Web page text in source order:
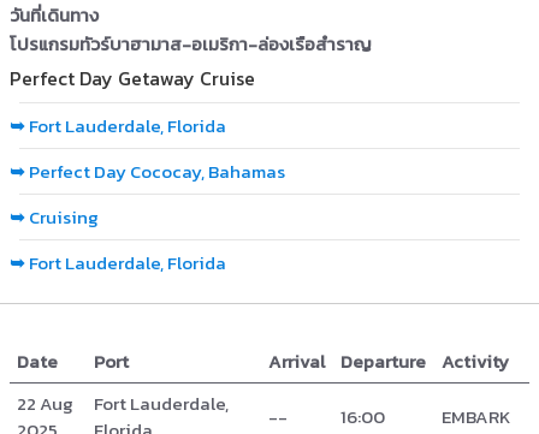
วันที่เดินทาง
โปรแกรมทัวร์บาฮามาส-อเมริกา-ล่องเรือสำราญ
Perfect Day Getaway Cruise
➥Fort Lauderdale, Florida
➥Perfect Day Cococay, Bahamas
➥Cruising
➥Fort Lauderdale, Florida
Date Port Arrival Departure Activity
22 Aug
Fort Lauderdale,
-- 16:00
EMBARK